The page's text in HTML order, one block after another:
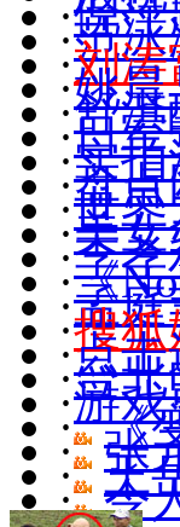
·倪萍
·范冰
·刘涛
·姚晨
·舒淇
·日军
·实拍
·盘点
·世界
·美女
·李孝
·《
·孟庭
·搜狐
·点击
·台北
·游戏
· 《
· 张
· 王
· 令